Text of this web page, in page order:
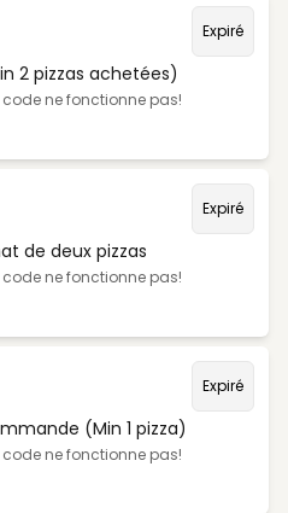
Expiré
2 pizzas achetées)
code ne fonctionne pas!
Expiré
de deux pizzas
code ne fonctionne pas!
Expiré
(Min 1 pizza)
code ne fonctionne pas!